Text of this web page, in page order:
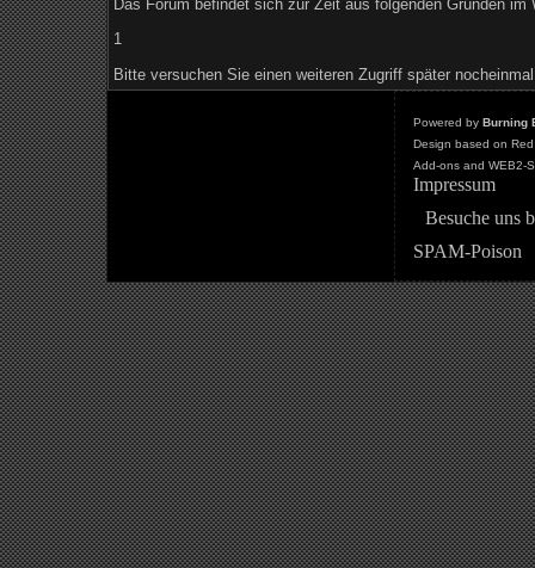
Das Forum befindet sich zur Zeit aus folgenden Gründen im
1
Bitte versuchen Sie einen weiteren Zugriff später
Powered by Burning
Design based on
Add-ons and WEB2-
Impressum
Besuche uns
SPAM-Poison